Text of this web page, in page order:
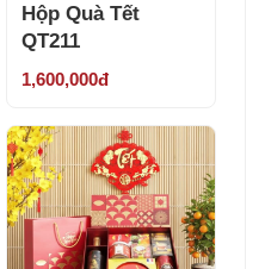
Hộp Quà Tết
QT211
1,600,000đ